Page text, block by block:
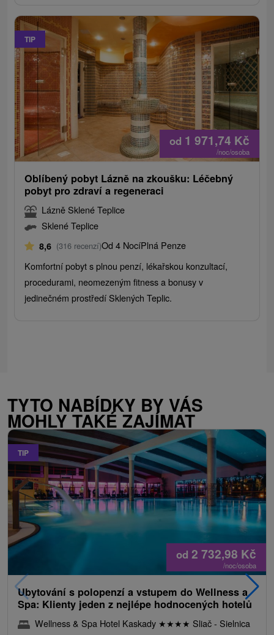
TIP
od 1 971,74 Kč
/noc/osoba
Oblíbený pobyt Lázně na zkoušku: Léčebný
pobyt pro zdraví a regeneraci
Lázně Sklené Teplice
Sklené Teplice
8,6 (316 recenzí)Od 4 NocíPlná Penze
Komfortní pobyt s plnou penzí, lékařskou konzultací,
procedurami, neomezeným fitness a bonusy v
jedinečném prostředí Sklených Teplic.
TYTO NABÍDKY BY VÁS
MOHLY TAKÉ ZAJÍMAT
TIP
od 2 732,98 Kč
/noc/osoba
Ubytování s polopenzí a vstupem do Wellness a
Spa: Klienty jeden z nejlépe hodnocených hotelů
Wellness & Spa Hotel Kaskady ★★★★ Sliač - Sielnica